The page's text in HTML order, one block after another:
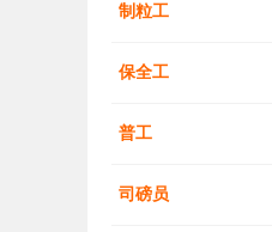
制粒工
保全工
普工
司磅员